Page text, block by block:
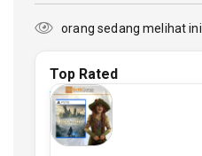
Top Rated
orang sedang melihat ini